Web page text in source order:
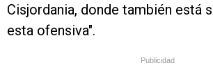
Cisjordania, donde también está
esta ofensiva".
Publicidad